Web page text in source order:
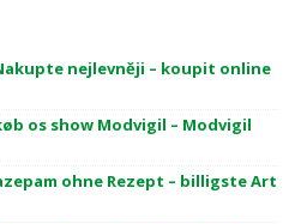
nejlevněji – koupit online
os show Modvigil – Modvigil
ohne Rezept – billigste Art